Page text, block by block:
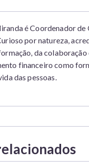
é Coordenador de
por natureza,
da colaboração
financeiro como
das pessoas.